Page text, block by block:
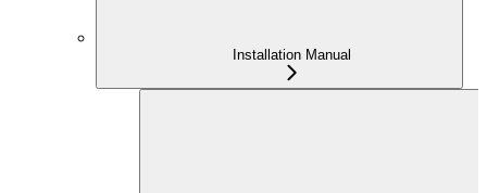
Installation Manual